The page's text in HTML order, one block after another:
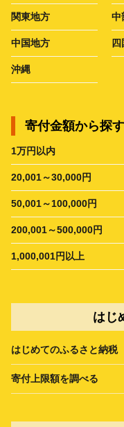
関東地方 中
中国地方
沖縄
寄付金額から探す
1万円以内
20,001～30,000円
50,001～100,000円
200,001～500,000円
1,000,001円以上
はじ
はじめてのふるさと納税
寄付上限額を調べる